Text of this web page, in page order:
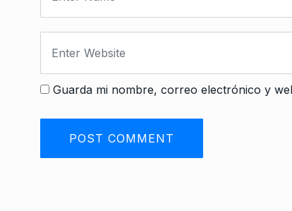
Guarda mi nombre, correo electrónico y